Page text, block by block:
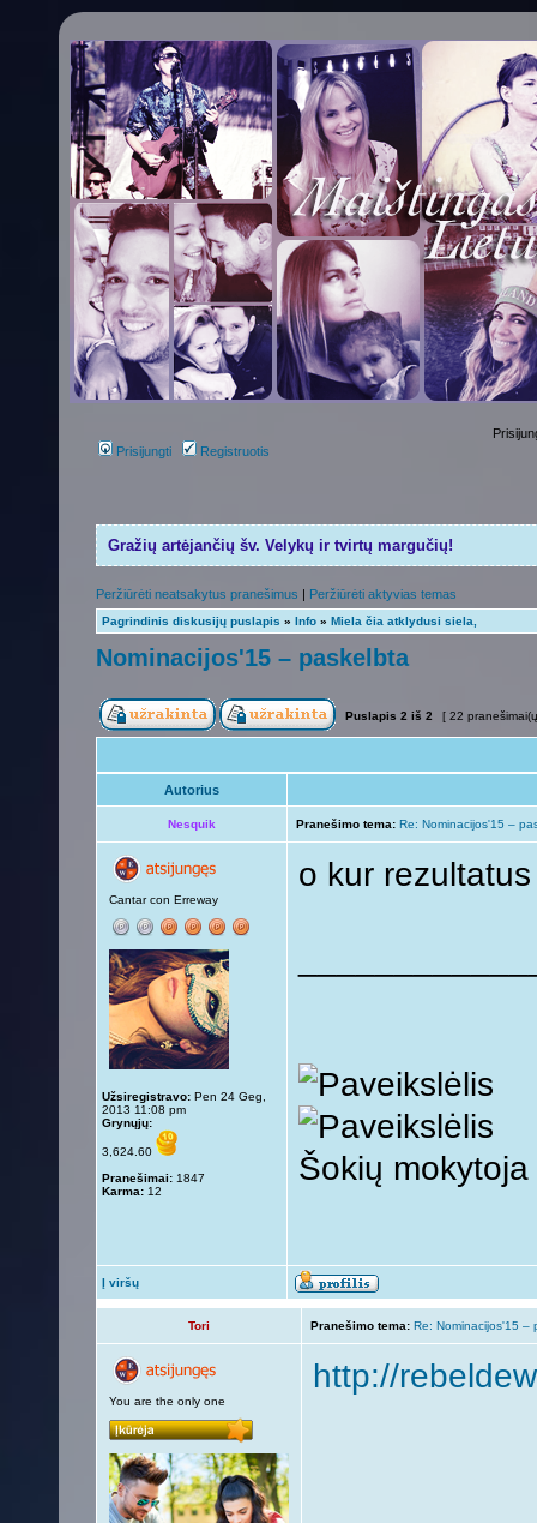
Prisijungti Registruotis
Gražių artėjančių šv. Velykų ir tvirtų margučių!
Peržiūrėti neatsakytus pranešimus | Peržiūrėti aktyvias temas
Pagrindinis diskusijų puslapis » Info » Miela čia atklydusi siela,
Nominacijos'15 – paskelbta
Puslapis 2 iš 2 [ 22
Autorius
Nesquik Pranešimo tema: Re: Nominacijos'15 –
Cantar con Erreway
Užsiregistravo: Pen 24 Geg,
2013 11:08 pm
Grynųjų:
3,624.60
Pranešimai: 1847
Karma: 12
o kur
Šokių
Į viršų
Tori Pranešimo tema: Re: Nominacijos'15 –
You are the only one
http://